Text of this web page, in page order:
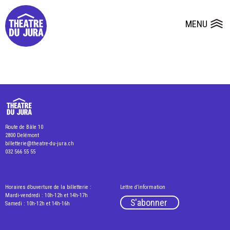
MENU
Presse
Salles
Dépôts de dossiers
Route de Bâle 10
2800 Delémont
billetterie@theatre-du-jura.ch
032 566 55 55
Horaires d’ouverture de la billetterie :
Mardi-vendredi : 10h-12h et 14h-17h
Samedi : 10h-12h et 14h-16h
Lettre d’information
S'abonner